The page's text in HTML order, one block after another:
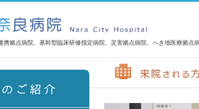
携拠点病院、基幹型臨床研修指定病院、災害拠点病院、へき地医療拠点